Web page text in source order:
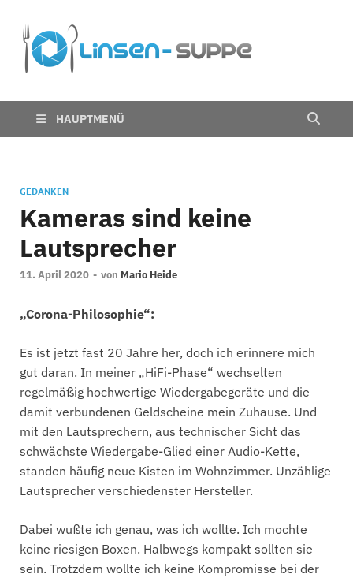
Suppe
HAUPTMENÜ
GEDANKEN
Kameras sind keine
Lautsprecher
11. April 2020 - von Mario Heide
„Corona-Philosophie“:
Es ist jetzt fast 20 Jahre her, doch ich erinnere mich
gut daran. In meiner „HiFi-Phase“ wechselten
regelmäßig hochwertige Wiedergabegeräte und die
damit verbundenen Geldscheine mein Zuhause. Und
mit den Lautsprechern, aus technischer Sicht das
schwächste Wiedergabe-Glied einer Audio-Kette,
standen häufig neue Kisten im Wohnzimmer. Unzählige
Lautsprecher verschiedenster Hersteller.
Dabei wußte ich genau, was ich wollte. Ich mochte
keine riesigen Boxen. Halbwegs kompakt sollten sie
sein. Trotzdem wollte ich keine Kompromisse bei der